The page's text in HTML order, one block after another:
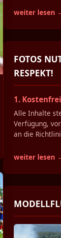
weiter lesen
FOTOS
RESPEKT!
1.
Alle Inhalte
Verfügung,
an die
weiter lesen